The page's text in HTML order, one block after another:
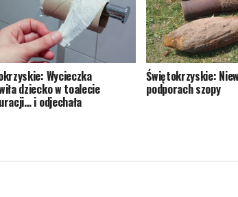
Wycieczka
dziecko w toalecie
i odjechała
Świętokrzyskie:
podporach szopy